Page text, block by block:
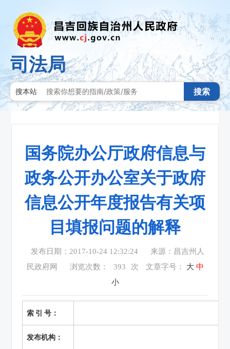
司法局
搜本站 搜索
国务院办公厅政府信息与
政务公开办公室关于政府
信息公开年度报告有关项
目填报问题的解释
发布日期：2017-10-24 12:32:24
来源：昌吉州人
民政府网
浏览次数： 393 次 文章字号： 大 中
小
索 引 号：
发布机构：